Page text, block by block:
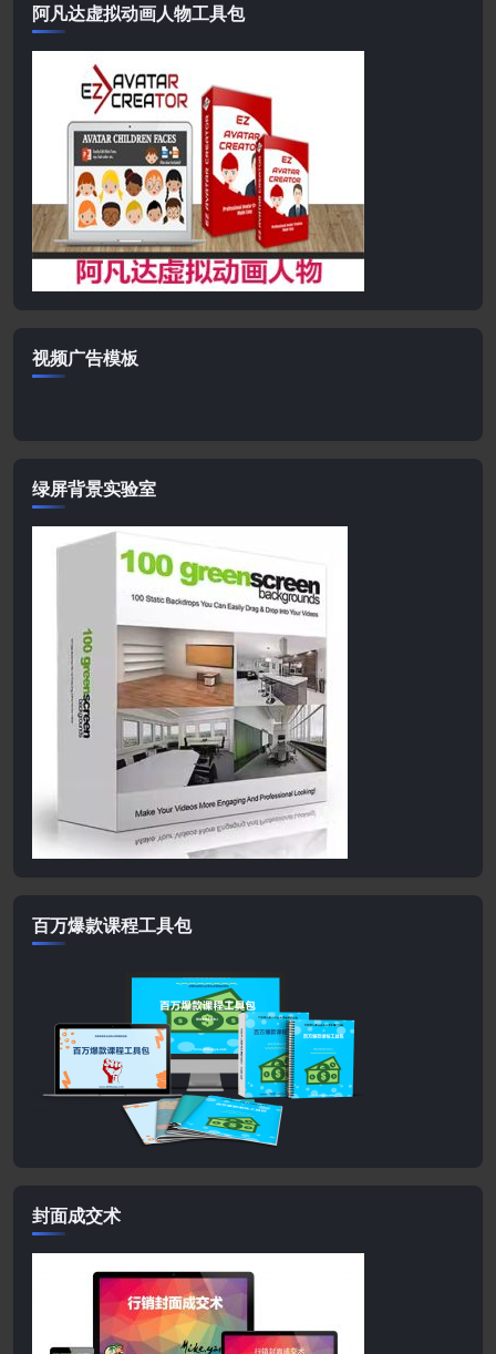
阿凡达虚拟动画人物工具包
视频广告模板
绿屏背景实验室
百万爆款课程工具包
封面成交术